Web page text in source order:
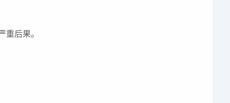
后果。